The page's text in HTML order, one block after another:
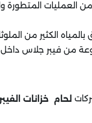
المتطورة
الكثير من
من فيبر جلاس داخل
لحام خزانات الفيبر